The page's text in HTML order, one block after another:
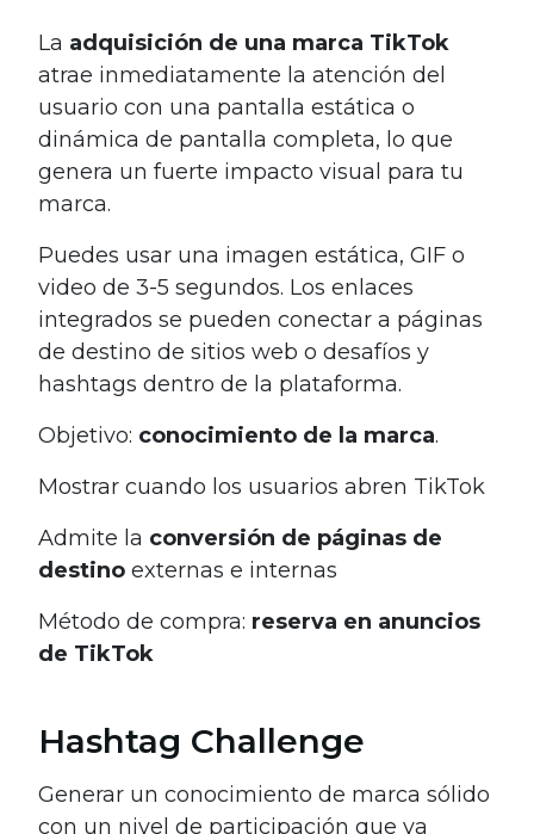
La adquisición de una marca TikTok
atrae inmediatamente la atención del
usuario con una pantalla estática o
dinámica de pantalla completa, lo que
genera un fuerte impacto visual para tu
marca.
Puedes usar una imagen estática, GIF o
video de 3-5 segundos. Los enlaces
integrados se pueden conectar a páginas
de destino de sitios web o desafíos y
hashtags dentro de la plataforma.
Objetivo: conocimiento de la marca.
Mostrar cuando los usuarios abren TikTok
Admite la conversión de páginas de
destino externas e internas
Método de compra: reserva en anuncios
de TikTok
Hashtag Challenge
Generar un conocimiento de marca sólido
con un nivel de participación que va